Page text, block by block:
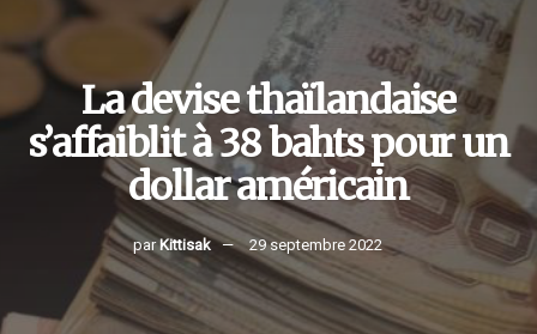
La devise thaïlandaise
s’affaiblit à 38 bahts pour un
dollar américain
par Kittisak 29 septembre 2022